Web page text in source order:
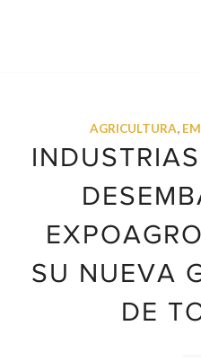
AGRICULTURA,
SU NUEVA
DE